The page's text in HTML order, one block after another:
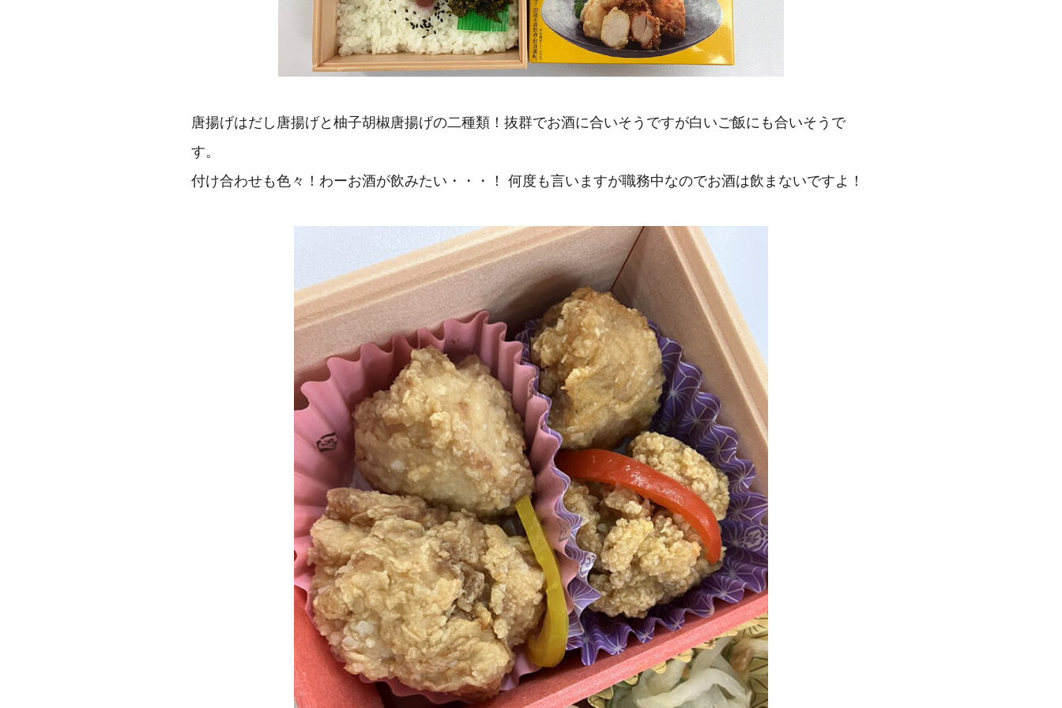
唐揚げはだし唐揚げと柚子胡椒唐揚げの二種類！抜群でお酒に合いそうですが白いご飯にも合いそうで
す。
付け合わせも色々！わーお酒が飲みたい・・・！ 何度も言いますが職務中なのでお酒は飲まないですよ！